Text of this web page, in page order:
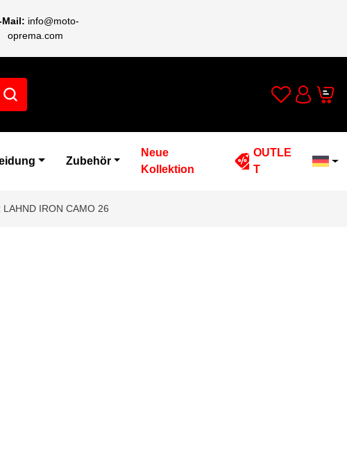
Mail: info@moto-
oprema.com
Wishlist
Cart
Zubehör
Neue
Kollektion
OUTLE
T
LAHND IRON CAMO 26